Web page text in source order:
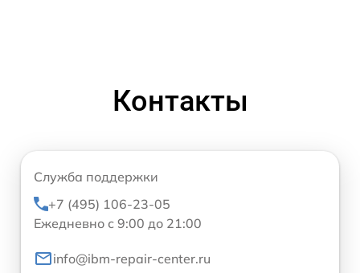
Контакты
Служба поддержки
+7 (495) 106-23-05
Ежедневно с 9:00 до 21:00
info@ibm-repair-center.ru